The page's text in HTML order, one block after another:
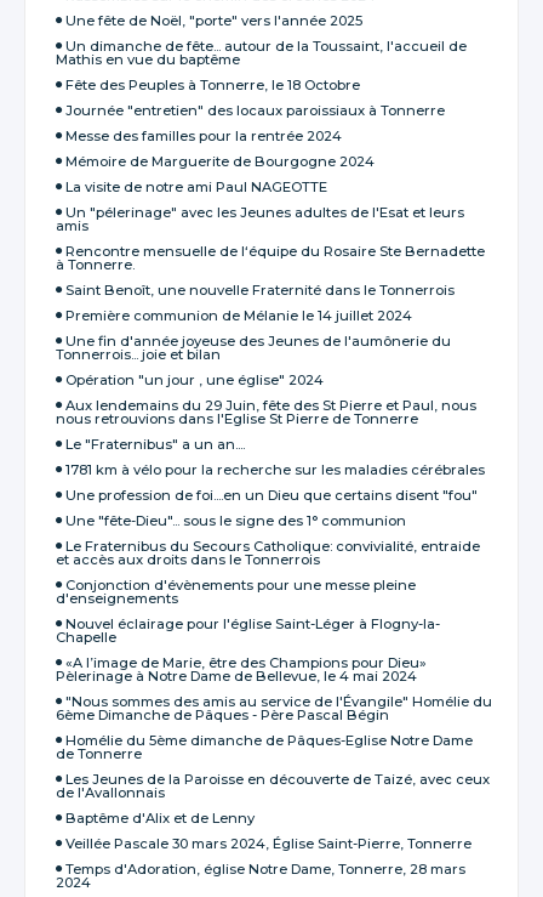
Une fête de Noël, "porte" vers l'année 2025
Un dimanche de fête... autour de la Toussaint, l'accueil de
Mathis en vue du baptême
Fête des Peuples à Tonnerre, le 18 Octobre
Journée "entretien" des locaux paroissiaux à Tonnerre
Messe des familles pour la rentrée 2024
Mémoire de Marguerite de Bourgogne 2024
La visite de notre ami Paul NAGEOTTE
Un "pélerinage" avec les Jeunes adultes de l'Esat et leurs
amis
Rencontre mensuelle de l‘équipe du Rosaire Ste Bernadette
à Tonnerre.
Saint Benoît, une nouvelle Fraternité dans le Tonnerrois
Première communion de Mélanie le 14 juillet 2024
Une fin d'année joyeuse des Jeunes de l'aumônerie du
Tonnerrois... joie et bilan
Opération "un jour , une église" 2024
Aux lendemains du 29 Juin, fête des St Pierre et Paul, nous
nous retrouvions dans l'Eglise St Pierre de Tonnerre
Le "Fraternibus" a un an....
1781 km à vélo pour la recherche sur les maladies cérébrales
Une profession de foi....en un Dieu que certains disent "fou"
Une "fête-Dieu"... sous le signe des 1° communion
Le Fraternibus du Secours Catholique: convivialité, entraide
et accès aux droits dans le Tonnerrois
Conjonction d'évènements pour une messe pleine
d'enseignements
Nouvel éclairage pour l'église Saint-Léger à Flogny-la-
Chapelle
«A l’image de Marie, être des Champions pour Dieu»
Pèlerinage à Notre Dame de Bellevue, le 4 mai 2024
"Nous sommes des amis au service de l'Évangile" Homélie du
6ème Dimanche de Pâques - Père Pascal Bégin
Homélie du 5ème dimanche de Pâques-Eglise Notre Dame
de Tonnerre
Les Jeunes de la Paroisse en découverte de Taizé, avec ceux
de l'Avallonnais
Baptême d'Alix et de Lenny
Veillée Pascale 30 mars 2024, Église Saint-Pierre, Tonnerre
Temps d'Adoration, église Notre Dame, Tonnerre, 28 mars
2024